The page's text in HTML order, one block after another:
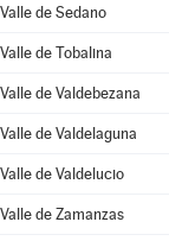
Valle de Sedano
Valle de Tobalina
Valle de Valdebezana
Valle de Valdelaguna
Valle de Valdelucio
Valle de Zamanzas